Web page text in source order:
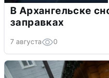
В Архангельске
заправках
7 августа 0